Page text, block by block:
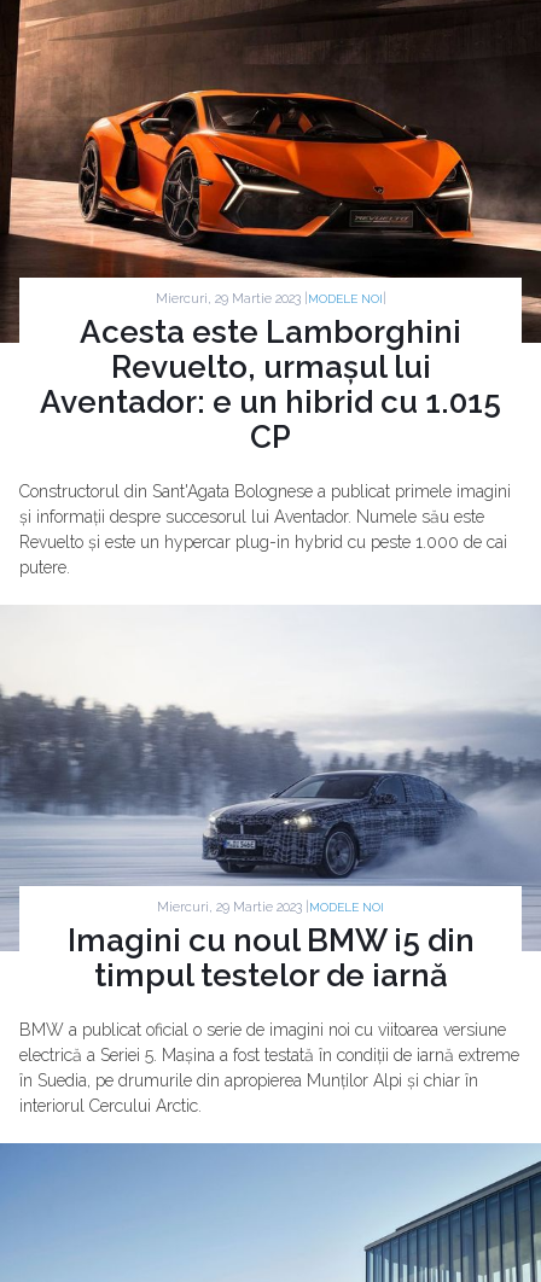
Miercuri, 29 Martie 2023 | MODELE NOI
Acesta este Lamborghini
Revuelto, urmașul lui
Aventador: e un hibrid cu 1.015
CP
Constructorul din Sant'Agata Bolognese a publicat primele imagini
și informații despre succesorul lui Aventador. Numele său este
Revuelto și este un hypercar plug-in hybrid cu peste 1.000 de cai
putere.
Miercuri, 29 Martie 2023 | MODELE NOI
Imagini cu noul BMW i5 din
timpul testelor de iarnă
BMW a publicat oficial o serie de imagini noi cu viitoarea versiune
electrică a Seriei 5. Mașina a fost testată în condiții de iarnă extreme
în Suedia, pe drumurile din apropierea Munților Alpi și chiar în
interiorul Cercului Arctic.